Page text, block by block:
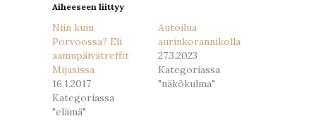
Aiheeseen liittyy
Niin kuin
Porvoossa? Eli
aamupäivätreffit
Mijasissa
16.1.2017
Kategoriassa
"elämä"
Autoilua
aurinkorannikolla
27.3.2023
Kategoriassa
"näkökulma"